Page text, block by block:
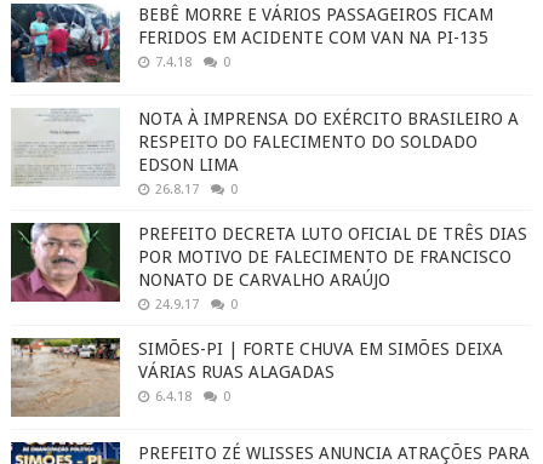
BEBÊ MORRE E VÁRIOS PASSAGEIROS FICAM
FERIDOS EM ACIDENTE COM VAN NA PI-135
7.4.18 0
NOTA À IMPRENSA DO EXÉRCITO BRASILEIRO A
RESPEITO DO FALECIMENTO DO SOLDADO
EDSON LIMA
26.8.17 0
PREFEITO DECRETA LUTO OFICIAL DE TRÊS DIAS
POR MOTIVO DE FALECIMENTO DE FRANCISCO
NONATO DE CARVALHO ARAÚJO
24.9.17 0
SIMÕES-PI | FORTE CHUVA EM SIMÕES DEIXA
VÁRIAS RUAS ALAGADAS
6.4.18 0
PREFEITO ZÉ WLISSES ANUNCIA ATRAÇÕES PARA